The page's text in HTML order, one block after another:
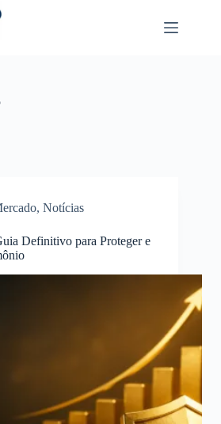
, Notícias
Definitivo para Proteger e